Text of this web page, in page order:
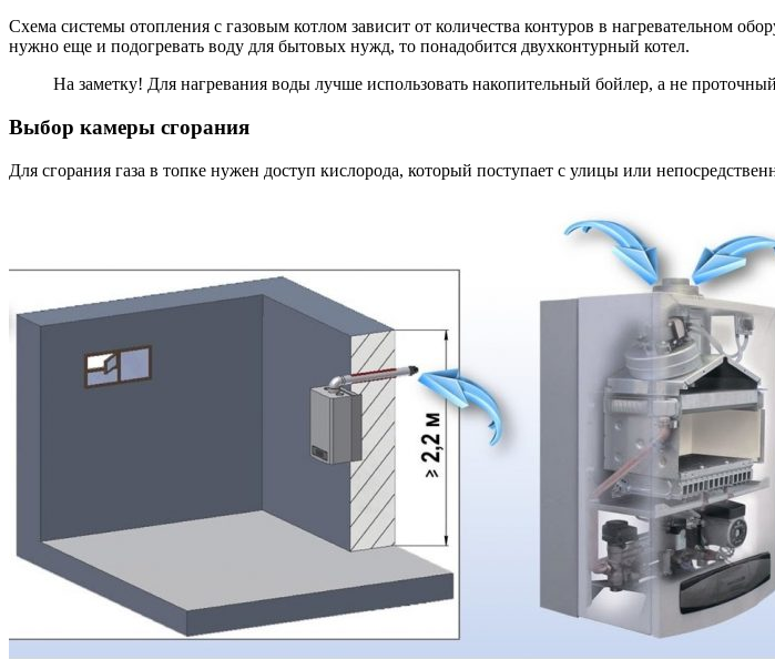
Схема системы отопления с газовым котлом зависит от количества контуров в нагревательном
нужно еще и подогревать воду для бытовых нужд, то понадобится двухконтурный котел.
На заметку! Для нагревания воды лучше использовать накопительный бойлер, а не
Выбор камеры сгорания
Для сгорания газа в топке нужен доступ кислорода, который поступает с улицы или